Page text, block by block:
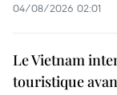
04/08/2026 02:01
Le Vietnam
touristique